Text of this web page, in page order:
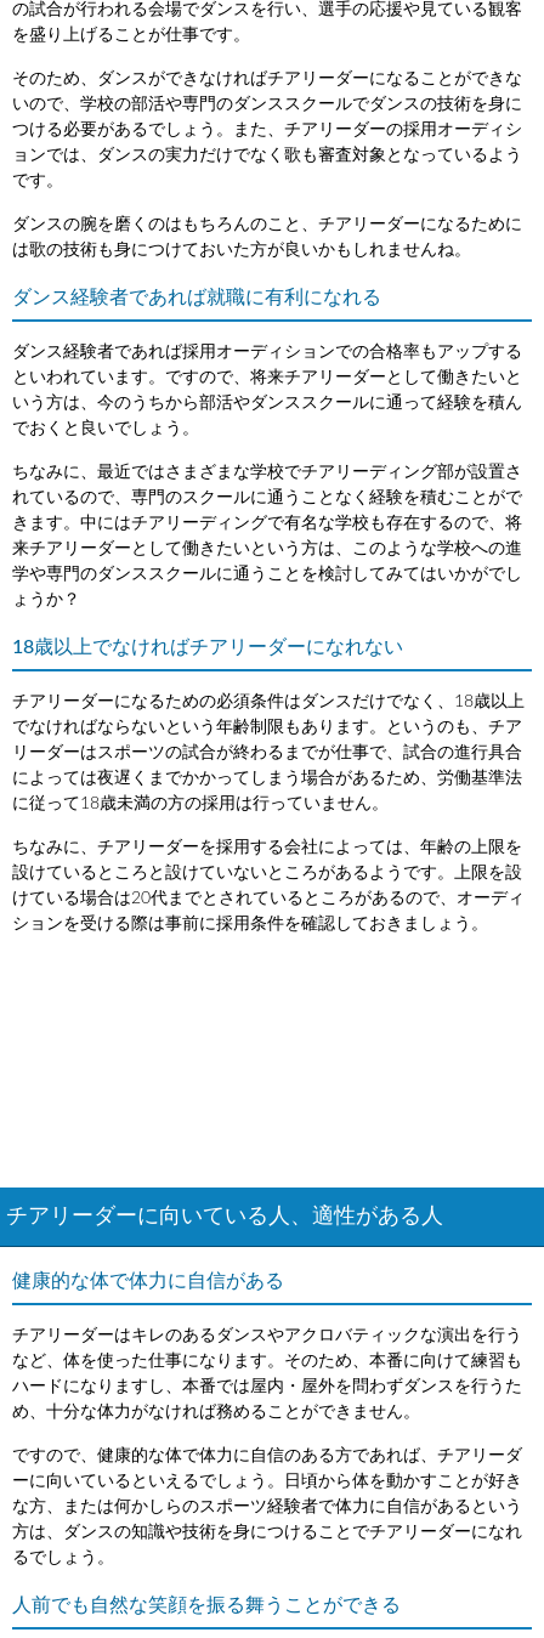
の試合が行われる会場でダンスを行い、選手の応援や見ている観客
を盛り上げることが仕事です。
そのため、ダンスができなければチアリーダーになることができな
いので、学校の部活や専門のダンススクールでダンスの技術を身に
つける必要があるでしょう。また、チアリーダーの採用オーディシ
ョンでは、ダンスの実力だけでなく歌も審査対象となっているよう
です。
ダンスの腕を磨くのはもちろんのこと、チアリーダーになるために
は歌の技術も身につけておいた方が良いかもしれませんね。
ダンス経験者であれば就職に有利になれる
ダンス経験者であれば採用オーディションでの合格率もアップする
といわれています。ですので、将来チアリーダーとして働きたいと
いう方は、今のうちから部活やダンススクールに通って経験を積ん
でおくと良いでしょう。
ちなみに、最近ではさまざまな学校でチアリーディング部が設置さ
れているので、専門のスクールに通うことなく経験を積むことがで
きます。中にはチアリーディングで有名な学校も存在するので、将
来チアリーダーとして働きたいという方は、このような学校への進
学や専門のダンススクールに通うことを検討してみてはいかがでし
ょうか？
18歳以上でなければチアリーダーになれない
チアリーダーになるための必須条件はダンスだけでなく、18歳以上
でなければならないという年齢制限もあります。というのも、チア
リーダーはスポーツの試合が終わるまでが仕事で、試合の進行具合
によっては夜遅くまでかかってしまう場合があるため、労働基準法
に従って18歳未満の方の採用は行っていません。
ちなみに、チアリーダーを採用する会社によっては、年齢の上限を
設けているところと設けていないところがあるようです。上限を設
けている場合は20代までとされているところがあるので、オーディ
ションを受ける際は事前に採用条件を確認しておきましょう。
チアリーダーに向いている人、適性がある人
健康的な体で体力に自信がある
チアリーダーはキレのあるダンスやアクロバティックな演出を行う
など、体を使った仕事になります。そのため、本番に向けて練習も
ハードになりますし、本番では屋内・屋外を問わずダンスを行うた
め、十分な体力がなければ務めることができません。
ですので、健康的な体で体力に自信のある方であれば、チアリーダ
ーに向いているといえるでしょう。日頃から体を動かすことが好き
な方、または何かしらのスポーツ経験者で体力に自信があるという
方は、ダンスの知識や技術を身につけることでチアリーダーになれ
るでしょう。
人前でも自然な笑顔を振る舞うことができる